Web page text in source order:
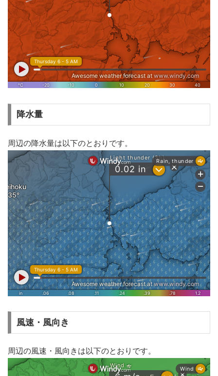
降水量
周辺の降水量は以下のとおりです。
風速・風向き
周辺の風速・風向きは以下のとおりです。